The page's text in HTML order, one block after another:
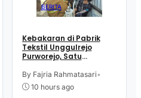
BERITA
Kebakaran di Pabrik
Tekstil Unggulrejo
Purworejo, Satu
Tulang, Petugas
Damkar Sesak Nafas
By Fajria Rahmatasari•
10 hours ago